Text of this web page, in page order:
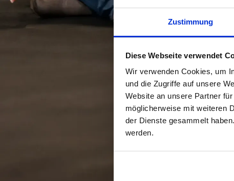
Zustimmung
Diese Webseite verwendet
Wir verwenden Cookies, um
und die Zugriffe auf unsere
Website an unsere Partner
möglicherweise mit weiteren
der Dienste gesammelt
werden.